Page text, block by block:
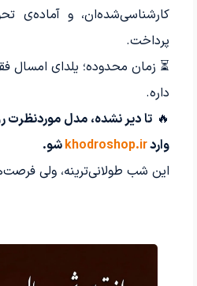
کارشناسی‌شده‌ان، و آماده‌ی
پرداخت.
⏳ زمان محدوده؛ یلدای امسال
داره.
🔥
واردkhodroshop.irشو.
این شب طولانی‌ترینه، ولی